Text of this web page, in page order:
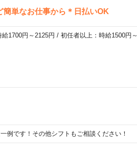
簡単なお仕事から＊日払いOK
1700円～2125円 / 初任者以上：時給1500円～
例です！その他シフトもご相談ください！